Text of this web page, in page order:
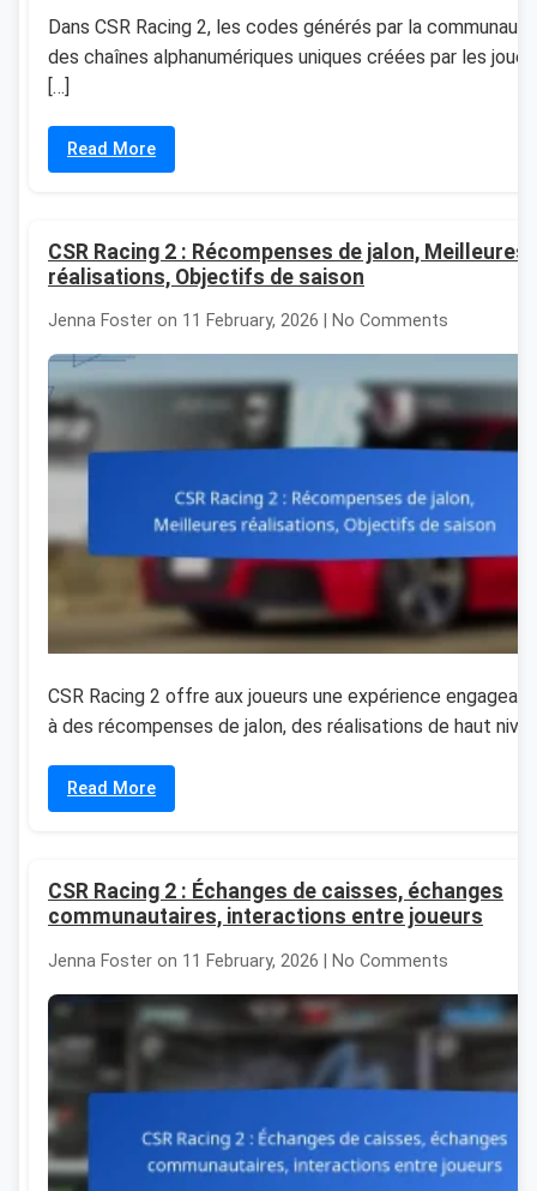
Dans CSR Racing 2, les codes générés par la
des chaînes alphanumériques uniques créées par les
[…]
Read More
CSR Racing 2 : Récompenses de jalon, Meilleures
réalisations, Objectifs de saison
Jenna Foster on 11 February, 2026 | No Comments
CSR Racing 2 offre aux joueurs une expérience
à des récompenses de jalon, des réalisations de haut
Read More
CSR Racing 2 : Échanges de caisses, échanges
communautaires, interactions entre joueurs
Jenna Foster on 11 February, 2026 | No Comments